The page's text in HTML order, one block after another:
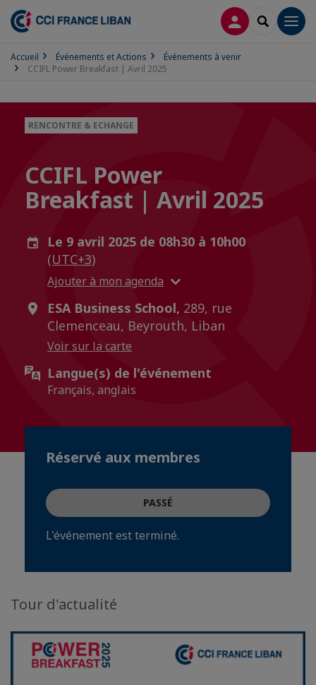
CONNEXION
Accueil Événements et Actions
Événements à venir
CCIFL Power Breakfast | Avril 2025
RENCONTRE & ECHANGE
CCIFL Power
Breakfast | Avril 2025
Le 9 avril 2025 de 08h30 à 10h00
(UTC+3)
Ajouter à mon agenda
ESA Business School, 289, rue
Clemenceau, Beyrouth, Liban
Voir sur la carte
Langue(s) de l'événement
Français, anglais
Réservé aux membres
PASSÉ
L'événement est terminé.
Tour d'actualité